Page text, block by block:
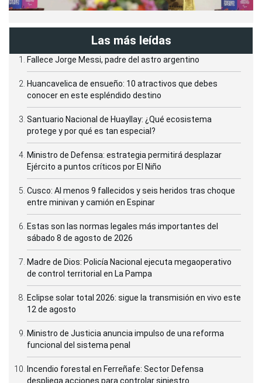
Las más leídas
Fallece Jorge Messi, padre del astro argentino
Huancavelica de ensueño: 10 atractivos que debes
conocer en este espléndido destino
Santuario Nacional de Huayllay: ¿Qué ecosistema
protege y por qué es tan especial?
Ministro de Defensa: estrategia permitirá desplazar
Ejército a puntos críticos por El Niño
Cusco: Al menos 9 fallecidos y seis heridos tras choque
entre minivan y camión en Espinar
Estas son las normas legales más importantes del
sábado 8 de agosto de 2026
Madre de Dios: Policía Nacional ejecuta megaoperativo
de control territorial en La Pampa
Eclipse solar total 2026: sigue la transmisión en vivo este
12 de agosto
Ministro de Justicia anuncia impulso de una reforma
funcional del sistema penal
Incendio forestal en Ferreñafe: Sector Defensa
despliega acciones para controlar siniestro